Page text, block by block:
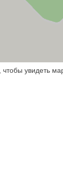
чтобы увидеть